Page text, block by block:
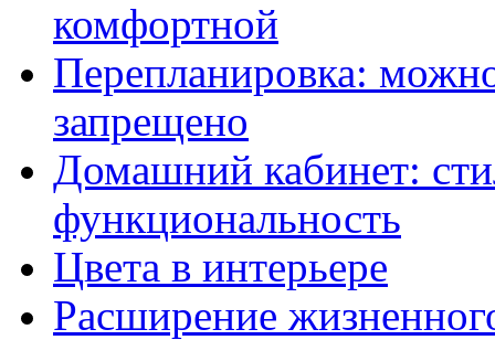
комфортной
Перепланировка:
запрещено
Домашний кабинет:
функциональность
Цвета в интерьере
Расширение